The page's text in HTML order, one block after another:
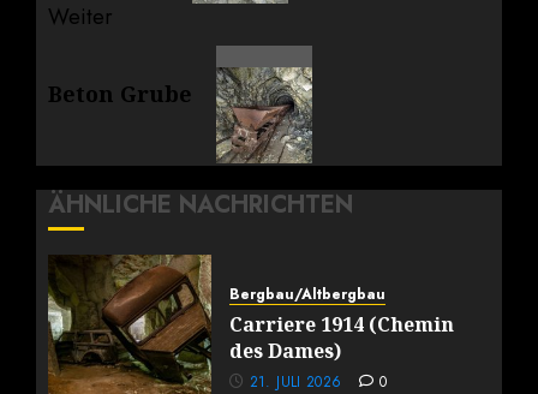
Weiter
Beitrag:
Beton Grube
ÄHNLICHE NACHRICHTEN
Bergbau/Altbergbau
Carriere 1914 (Chemin
des Dames)
21. JULI 2026 0